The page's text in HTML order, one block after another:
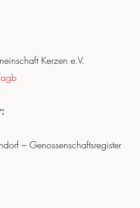
Kerzen e.V.
– Genossenschaftsregister